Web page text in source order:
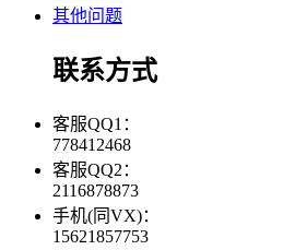
其他问题
联系方式
客服QQ1：
778412468
客服QQ2：
2116878873
手机(同VX)：
15621857753